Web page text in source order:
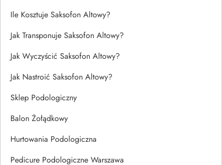
Ile Kosztuje Saksofon Altowy?
Jak Transponuje Saksofon Altowy?
Jak Wyczyścić Saksofon Altowy?
Jak Nastroić Saksofon Altowy?
Sklep Podologiczny
Balon Żołądkowy
Hurtowania Podologiczna
Pedicure Podologiczne Warszawa